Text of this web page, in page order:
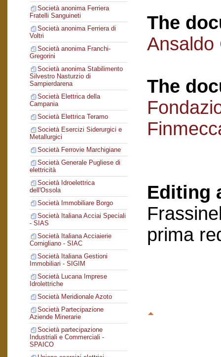
Società anonima Ferriera
Fratelli Sanguineti
Società anonima Ferriera di
Voltri
Società anonima Franchi-
Gregorini
Società anonima Stabilimento
Silvestro Nasturzio di
Sampierdarena
Società Elettrica della
Campania
Società Elettrica Teramo
Società Esercizi Siderurgici e
Metallurgici
Società Ferrovie Marchigiane
Società Generale Pugliese di
elettricità
Società Idroelettrica
dell'Ossola
Società Immobiliare Borgo
Società Italiana Acciai Speciali
- SIAS
Società Italiana Acciaierie
Cornigliano - SIAC
Società Italiana Gestioni
Immobiliari - SIGIM
Società Lucana Imprese
Idrolettriche
Società Meridionale Azoto
Società Partecipazione
Aziende Minerarie
Società partecipazione
Industriali e Commerciali -
SPAICO
The
Ansaldo
The
Editing
prima